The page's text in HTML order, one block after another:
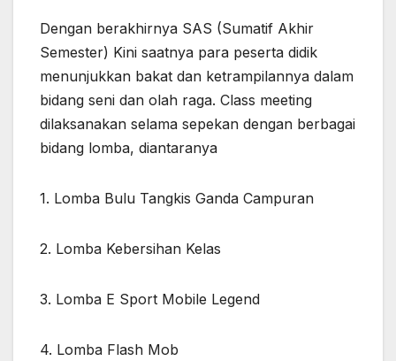
Dengan berakhirnya SAS (Sumatif Akhir
Semester) Kini saatnya para peserta didik
menunjukkan bakat dan ketrampilannya dalam
bidang seni dan olah raga. Class meeting
dilaksanakan selama sepekan dengan berbagai
bidang lomba, diantaranya
1. Lomba Bulu Tangkis Ganda Campuran
2. Lomba Kebersihan Kelas
3. Lomba E Sport Mobile Legend
4. Lomba Flash Mob